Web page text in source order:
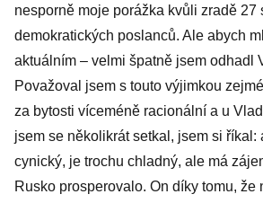
nesporně moje porážka kvůli zradě 27
demokratických poslanců. Ale abych
aktuál­ním – velmi špatně jsem odhadl
Považoval jsem s touto výjimkou
za bytosti víceméně racionální a u
jsem se několikrát setkal, jsem si říkal:
cynický, je trochu chladný, ale má
Rusko prosperovalo. On díky tomu, že